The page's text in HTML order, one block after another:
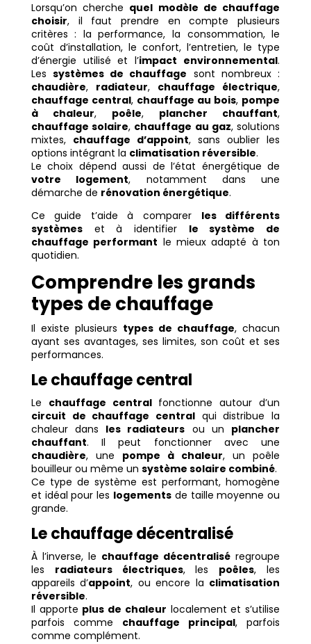
Lorsqu’on cherche quel modèle de chauffage
choisir, il faut prendre en compte plusieurs
critères : la performance, la consommation, le
coût d’installation, le confort, l’entretien, le type
d’énergie utilisé et l’impact environnemental.
Lessystèmes de chauffage sont nombreux :
chaudière, radiateur, chauffage électrique,
chauffage central, chauffage au bois, pompe
à chaleur, poêle, plancher chauffant,
chauffage solaire, chauffage au gaz, solutions
mixtes, chauffage d’appoint, sans oublier les
options intégrant la climatisation réversible.
Le choix dépend aussi de l’état énergétique de
votre logement, notamment dans une
démarche de rénovation énergétique.
Ce guide t’aide à comparer les différents
systèmeset à identifier le système de
chauffage performant le mieux adapté à ton
quotidien.
Comprendre les grands
types de chauffage
Il existe plusieurs types de chauffage, chacun
ayant ses avantages, ses limites, son coût et ses
performances.
Le chauffage central
Le chauffage centralfonctionne autour d’un
circuit de chauffage central qui distribue la
chaleur dans les radiateurs ou un plancher
chauffant. Il peut fonctionner avec une
chaudière, une pompe à chaleur, un poêle
bouilleur ou même un système solaire combiné.
Ce type de système est performant, homogène
et idéal pour les logements de taille moyenne ou
grande.
Le chauffage décentralisé
À l’inverse, le chauffage décentralisé regroupe
les radiateurs électriques, les poêles, les
appareils d’appoint, ou encore la climatisation
réversible.
Il apporte plus de chaleur localement et s’utilise
parfois comme chauffage principal, parfois
comme complément.